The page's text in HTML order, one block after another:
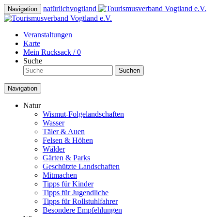
Navigation natürlichvogtland
Veranstaltungen
Karte
Mein Rucksack /0
Suche
Suchen
Navigation
Natur
Wismut-Folgelandschaften
Wasser
Täler & Auen
Felsen & Höhen
Wälder
Gärten & Parks
Geschützte Landschaften
Mitmachen
Tipps für Kinder
Tipps für Jugendliche
Tipps für Rollstuhlfahrer
Besondere Empfehlungen